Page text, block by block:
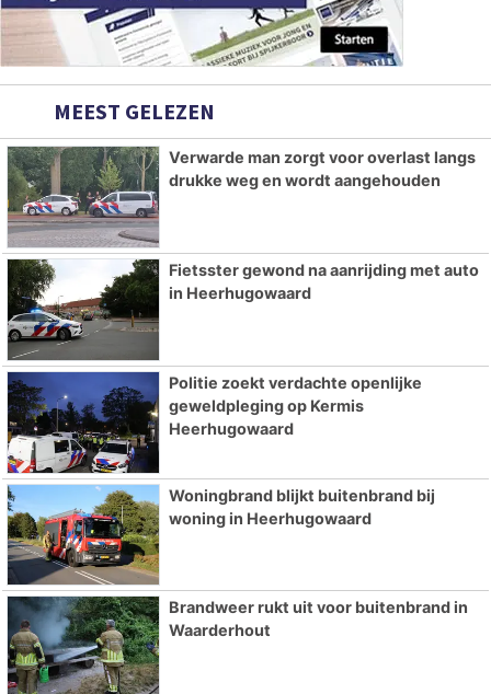
MEEST GELEZEN
Verwarde man zorgt voor overlast langs
drukke weg en wordt aangehouden
Fietsster gewond na aanrijding met auto
in Heerhugowaard
Politie zoekt verdachte openlijke
geweldpleging op Kermis
Heerhugowaard
Woningbrand blijkt buitenbrand bij
woning in Heerhugowaard
Brandweer rukt uit voor buitenbrand in
Waarderhout